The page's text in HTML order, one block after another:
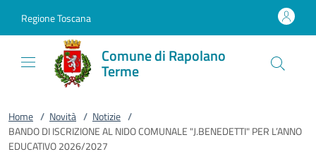
Regione Toscana
Comune di Rapolano
Terme
Home / Novità / Notizie /
BANDO DI ISCRIZIONE AL NIDO COMUNALE "J.BENEDETTI" PER L’ANNO
EDUCATIVO 2026/2027